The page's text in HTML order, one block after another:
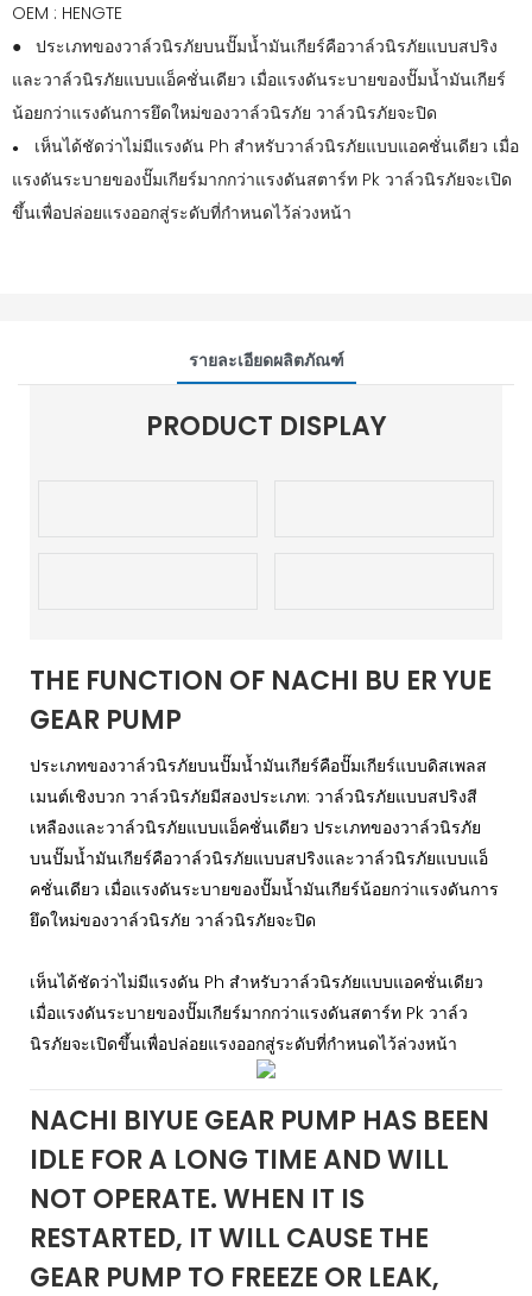
OEM : HENGTE
● ประเภทของวาล์วนิรภัยบนปั๊มน้ำมันเกียร์คือวาล์วนิรภัยแบบสปริง
และวาล์วนิรภัยแบบแอ็คชั่นเดียว เมื่อแรงดันระบายของปั๊มน้ำมันเกียร์
น้อยกว่าแรงดันการยึดใหม่ของวาล์วนิรภัย วาล์วนิรภัยจะปิด
●
เห็นได้ชัดว่าไม่มีแรงดัน Ph สำหรับวาล์วนิรภัยแบบแอคชั่นเดียว เมื่อ
แรงดันระบายของปั๊มเกียร์มากกว่าแรงดันสตาร์ท Pk วาล์วนิรภัยจะเปิด
ขึ้นเพื่อปล่อยแรงออกสู่ระดับที่กำหนดไว้ล่วงหน้า
รายละเอียดผลิตภัณฑ์
PRODUCT DISPLAY
THE FUNCTION OF NACHI BU ER YUE
GEAR PUMP
ประเภทของวาล์วนิรภัยบนปั๊มน้ำมันเกียร์คือปั๊มเกียร์แบบดิสเพลส
เมนต์เชิงบวก วาล์วนิรภัยมีสองประเภท: วาล์วนิรภัยแบบสปริงสี
เหลืองและวาล์วนิรภัยแบบแอ็คชั่นเดียว ประเภทของวาล์วนิรภัย
บนปั๊มน้ำมันเกียร์คือวาล์วนิรภัยแบบสปริงและวาล์วนิรภัยแบบแอ็
คชั่นเดียว เมื่อแรงดันระบายของปั๊มน้ำมันเกียร์น้อยกว่าแรงดันการ
ยึดใหม่ของวาล์วนิรภัย วาล์วนิรภัยจะปิด
เห็นได้ชัดว่าไม่มีแรงดัน Ph สำหรับวาล์วนิรภัยแบบแอคชั่นเดียว
เมื่อแรงดันระบายของปั๊มเกียร์มากกว่าแรงดันสตาร์ท Pk วาล์ว
นิรภัยจะเปิดขึ้นเพื่อปล่อยแรงออกสู่ระดับที่กำหนดไว้ล่วงหน้า
NACHI BIYUE GEAR PUMP HAS BEEN
IDLE FOR A LONG TIME AND WILL
NOT OPERATE. WHEN IT IS
RESTARTED, IT WILL CAUSE THE
GEAR PUMP TO FREEZE OR LEAK,